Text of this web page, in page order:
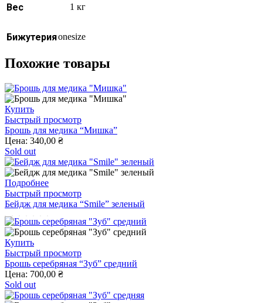
Вес 1 кг
Бижутерияonesize
Похожие товары
Купить
Быстрый просмотр
Брошь для медика “Мишка”
Цена: 340,00 ₴
Sold out
Подробнее
Быстрый просмотр
Бейдж для медика “Smile” зеленый
КупитьЭтот
товар
имеет
несколько
вариаций.
Опции
Быстрый просмотр
Брошь серебряная “Зуб” средний
Цена: 700,00 ₴
Sold out